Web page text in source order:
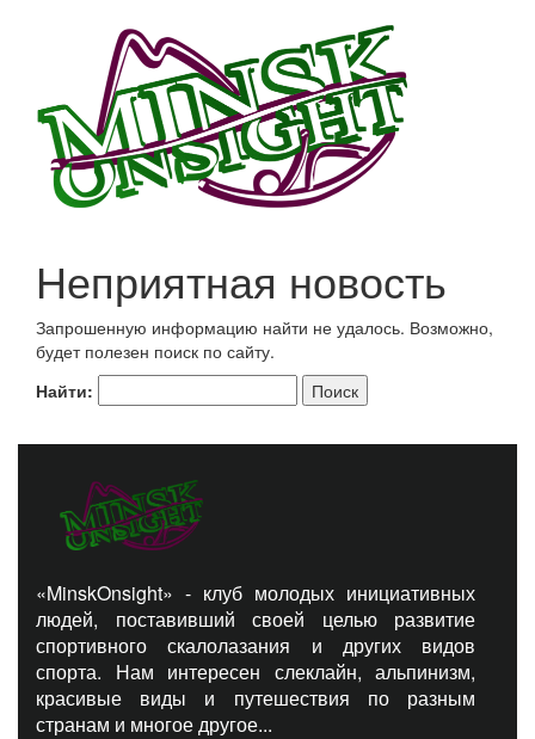
Неприятная новость
Запрошенную информацию найти не удалось. Возможно,
будет полезен поиск по сайту.
Найти:
«MinskOnsight» - клуб молодых инициативных
людей, поставивший своей целью развитие
спортивного скалолазания и других видов
спорта. Нам интересен слеклайн, альпинизм,
красивые виды и путешествия по разным
странам и многое другое...